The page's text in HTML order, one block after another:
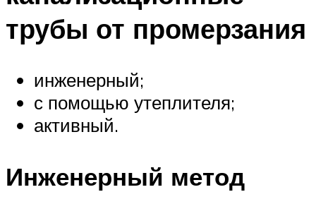
трубы от промерзания
инженерный;
с помощью утеплителя;
активный.
Инженерный метод